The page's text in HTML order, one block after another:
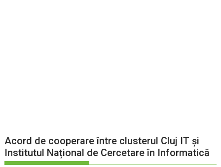
Acord de cooperare între clusterul Cluj IT și
Institutul Național de Cercetare în Informatică